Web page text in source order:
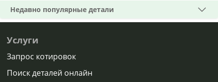
Недавно популярные детали
Услуги
Запрос котировок
Поиск деталей онлайн